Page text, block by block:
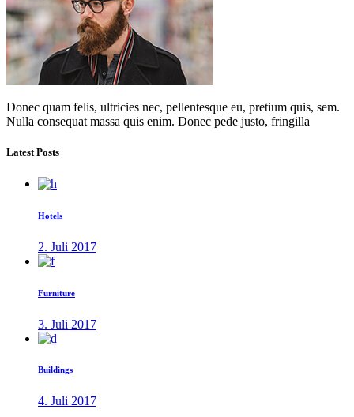
Donec quam felis, ultricies nec, pellentesque eu, pretium quis, sem.
Nulla consequat massa quis enim. Donec pede justo, fringilla
Latest Posts
Hotels
2. Juli 2017
Furniture
3. Juli 2017
Buildings
4. Juli 2017